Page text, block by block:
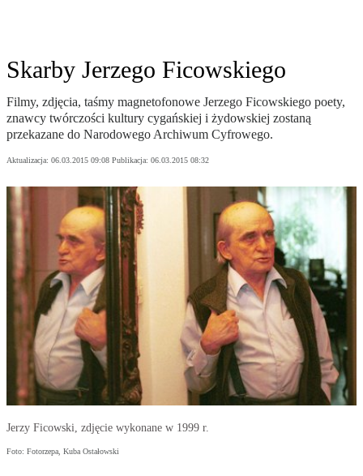
Skarby Jerzego Ficowskiego
Filmy, zdjęcia, taśmy magnetofonowe Jerzego Ficowskiego poety,
znawcy twórczości kultury cygańskiej i żydowskiej zostaną
przekazane do Narodowego Archiwum Cyfrowego.
Aktualizacja: 06.03.2015 09:08 Publikacja: 06.03.2015 08:32
Jerzy Ficowski, zdjęcie wykonane w 1999 r.
Foto: Fotorzepa, Kuba Ostałowski